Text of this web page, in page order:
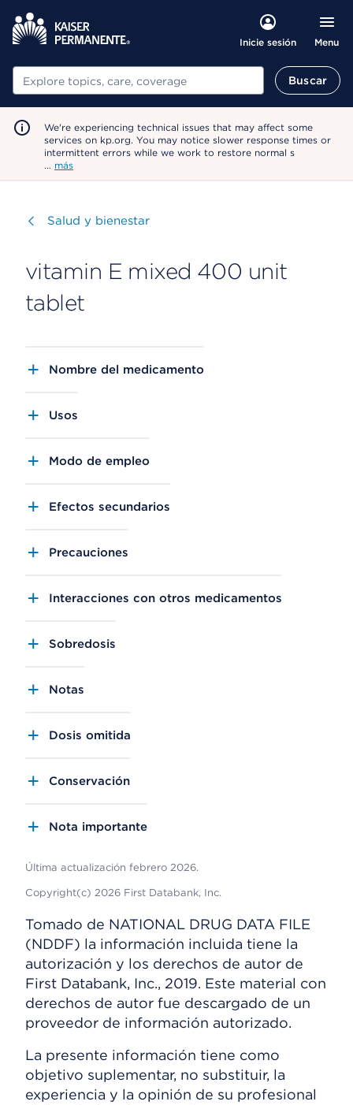
Inicie sesión Menu
Buscar Buscar
We're experiencing technical issues that may affect some
services on kp.org. You may notice slower response times or
intermittent errors while we work to restore normal s
… más
Visitar
Salud y bienestar
vitamin E mixed 400 unit
tablet
Nombre del medicamento
Usos
Modo de empleo
Efectos secundarios
Precauciones
Interacciones con otros medicamentos
Sobredosis
Notas
Dosis omitida
Conservación
Nota importante
Última actualización febrero 2026.
Copyright(c) 2026 First Databank, Inc.
Tomado de NATIONAL DRUG DATA FILE
(NDDF) la información incluida tiene la
autorización y los derechos de autor de
First Databank, Inc., 2019. Este material con
derechos de autor fue descargado de un
proveedor de información autorizado.
La presente información tiene como
objetivo suplementar, no substituir, la
experiencia y la opinión de su profesional